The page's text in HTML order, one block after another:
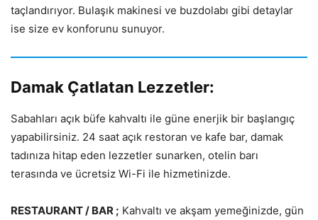
taçlandırıyor. Bulaşık makinesi ve buzdolabı gibi detaylar
ise size ev konforunu sunuyor.
Damak Çatlatan Lezzetler:
Sabahları açık büfe kahvaltı ile güne enerjik bir başlangıç
yapabilirsiniz. 24 saat açık restoran ve kafe bar, damak
tadınıza hitap eden lezzetler sunarken, otelin barı
terasında ve ücretsiz Wi-Fi ile hizmetinizde.
RESTAURANT / BAR ; Kahvaltı ve akşam yemeğinizde, gün